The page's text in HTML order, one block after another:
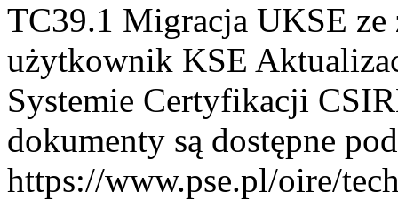
TC39.1 Migracja UKSE
użytkownik KSE
Systemie Certyfikacji
dokumenty są dostępne
https://www.pse.pl/oire/